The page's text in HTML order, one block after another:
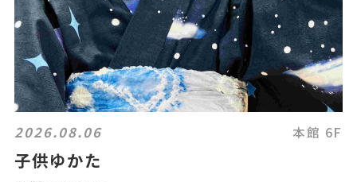
2026.08.06 本館 6F
子供ゆかた